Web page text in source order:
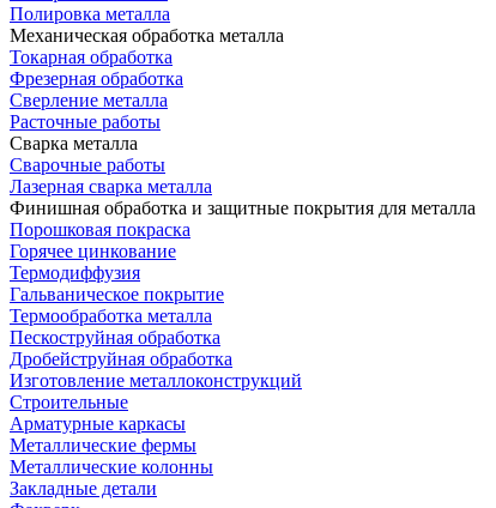
Полировка металла
Механическая обработка металла
Токарная обработка
Фрезерная обработка
Сверление металла
Расточные работы
Сварка металла
Сварочные работы
Лазерная сварка металла
Финишная обработка и защитные покрытия для металла
Порошковая покраска
Горячее цинкование
Термодиффузия
Гальваническое покрытие
Термообработка металла
Пескоструйная обработка
Дробейструйная обработка
Изготовление металлоконструкций
Строительные
Арматурные каркасы
Металлические фермы
Металлические колонны
Закладные детали